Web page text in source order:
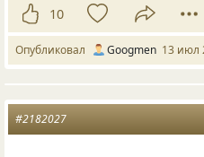
10
Опубликовал Googmen 13 июл
#2182027